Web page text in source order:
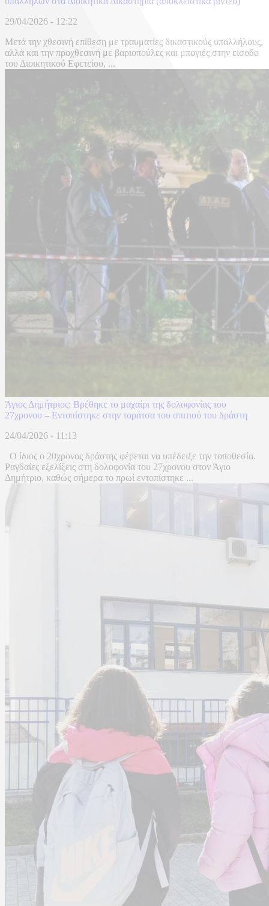
29/04/2026 - 12:22
Μετά την χθεσινή επίθεση με τραυματίες δικαστικούς υπαλλήλους,
αλλά και την προχθεσινή με βαριοπούλες και μπογιές στην είσοδο
του Διοικητικού Εφετείου, ...
Άγιος Δημήτριος: Βρέθηκε το μαχαίρι της δολοφονίας του
27χρονου – Εντοπίστηκε στην ταράτσα του σπιτιού του δράστη
24/04/2026 - 11:13
Ο ίδιος ο 20χρονος δράστης φέρεται να υπέδειξε την τοποθεσία.
Ραγδαίες εξελίξεις στη δολοφονία του 27χρονου στον Άγιο
Δημήτριο, καθώς σήμερα το πρωί εντοπίστηκε ...